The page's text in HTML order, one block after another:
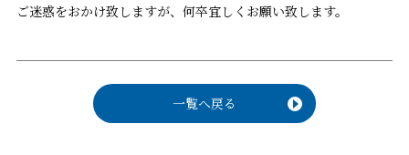
ご迷惑をおかけ致しますが、何卒宜しくお願い致します。
一覧へ戻る